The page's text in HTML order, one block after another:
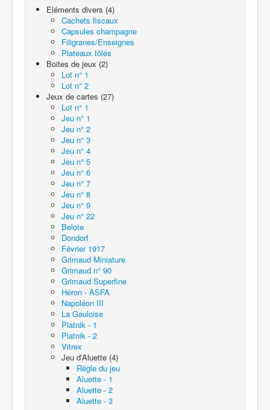
Eléments divers (4)
Cachets fiscaux
Capsules champagne
Filigranes/Enseignes
Plateaux tôlés
Boites de jeux (2)
Lot n° 1
Lot n° 2
Jeux de cartes (27)
Lot n° 1
Jeu n° 1
Jeu n° 2
Jeu n° 3
Jeu n° 4
Jeu n° 5
Jeu n° 6
Jeu n° 7
Jeu n° 8
Jeu n° 9
Jeu n° 22
Belote
Dondorf
Février 1917
Grimaud Miniature
Grimaud n° 90
Grimaud Superfine
Héron - ASFA
Napoléon III
La Gauloise
Piatnik - 1
Piatnik - 2
Vitrex
Jeu d'Aluette (4)
Règle du jeu
Aluette - 1
Aluette - 2
Aluette - 3